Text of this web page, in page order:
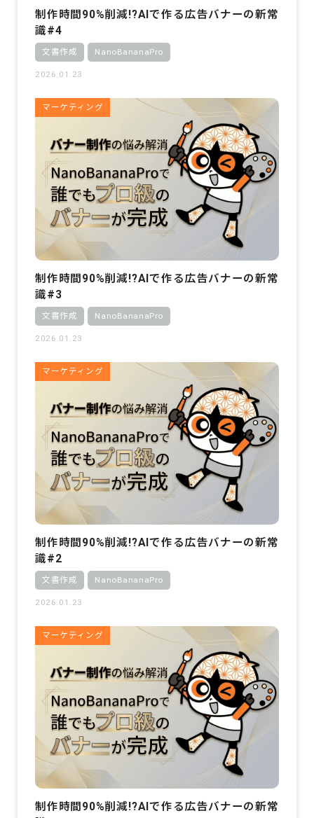
制作時間90%削減!?AIで作る広告バナーの新常
識#4
文書作成 NanoBananaPro
2026.01.23
マーケティング
制作時間90%削減!?AIで作る広告バナーの新常
識#3
文書作成 NanoBananaPro
2026.01.23
マーケティング
制作時間90%削減!?AIで作る広告バナーの新常
識#2
文書作成 NanoBananaPro
2026.01.23
マーケティング
制作時間90%削減!?AIで作る広告バナーの新常